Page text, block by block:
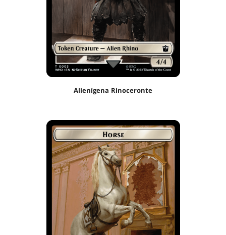
Alienígena Rinoceronte